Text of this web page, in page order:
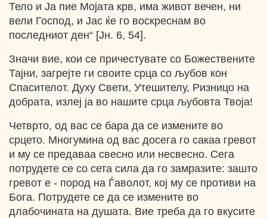
Тело и Ја пие Мојата крв, има живот вечен, ни
вели Господ, и Јас ќе го воскреснам во
последниот ден“ [Јн. 6, 54].
Значи вие, кои се причестувате со Божествените
Тајни, загрејте ги своите срца со љубов кон
Спасителот. Духу Свети, Утешителу, Ризницо на
добрата, излеј ја во нашите срца љубовта Твоја!
Четврто, од вас се бара да се измените во
срцето. Многумина од вас досега го сакаа гревот
и му се предаваа свесно или несвесно. Сега
потрудете се со сета сила да го замразите: зашто
гревот е - пород на Ѓаволот, кој му се противи на
Бога. Потрудете се да се измените во
длабочината на душата. Вие треба да го вкусите